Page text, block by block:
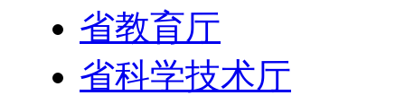
省教育厅
省科学技术厅